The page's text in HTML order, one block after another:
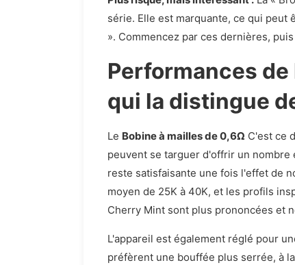
série. Elle est marquante, ce qui peut
». Commencez par ces dernières,
Performances
qui la distingue
Le Bobine à mailles de 0,6Ω C'est ce
peuvent se targuer d'offrir un
reste satisfaisante une fois l'effet de
moyen de 25K à 40K, et les profils
Cherry Mint sont plus prononcées et
L'appareil est également réglé pour
préfèrent une bouffée plus serrée, à